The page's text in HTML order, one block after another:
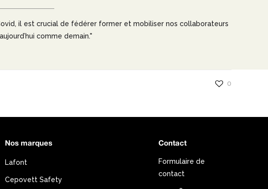
il est crucial de fédérer former et mobiliser nos collaborateurs
comme demain."
0
Nos marques
Lafont
Cepovett Safety
Contact
Formulaire de
contact